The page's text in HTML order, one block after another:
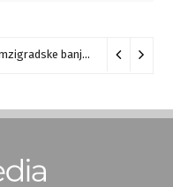
Saobraćajna nezgoda kod Gamzigradske banje 05/08/2026